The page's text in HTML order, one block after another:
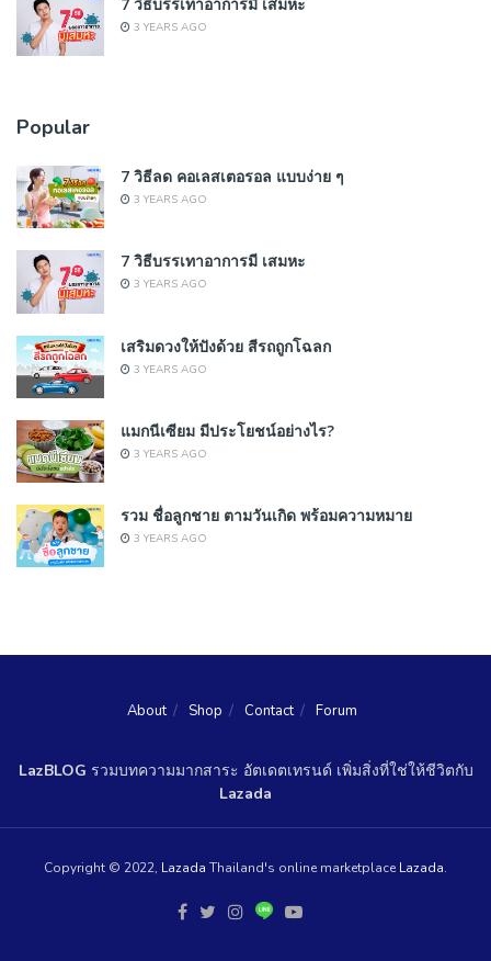
3 YEARS AGO
Popular
7 วิธีลด คอเลสเตอรอล แบบง่าย ๆ
3 YEARS AGO
7 วิธีบรรเทาอาการมี เสมหะ
3 YEARS AGO
เสริมดวงให้ปังด้วย สีรถถูกโฉลก
3 YEARS AGO
แมกนีเซียม มีประโยชน์อย่างไร?
3 YEARS AGO
รวม ชื่อลูกชาย ตามวันเกิด พร้อมความหมาย
3 YEARS AGO
About Shop Contact Forum
LazBLOG รวมบทความมากสาระ อัตเดตเทรนด์ เพิ่มสิ่งที่ใช่ให้ชีวิตกับ
Lazada
Copyright © 2022, Lazada Thailand's online marketplace Lazada.